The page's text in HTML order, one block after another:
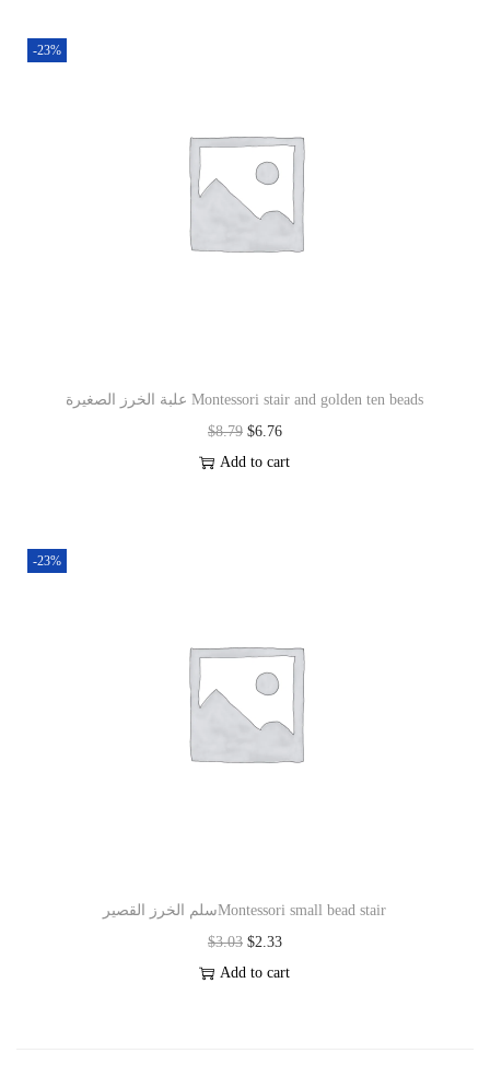
-23%
علبة الخرز الصغيرة Montessori stair and golden ten beads
$8.79 $6.76
Add to cart
-23%
سلم الخرز القصيرMontessori small bead stair
$3.03 $2.33
Add to cart